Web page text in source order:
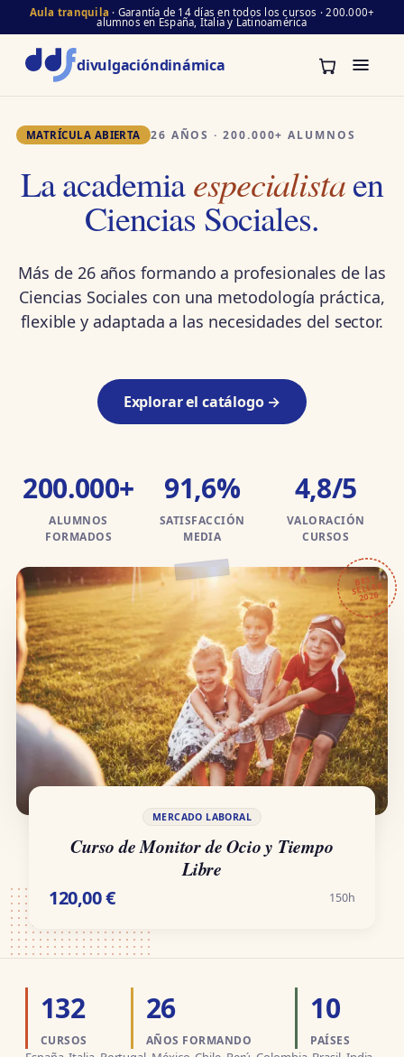
Aula tranquila · Garantía de 14 días en todos los cursos · 200.000+
alumnos en España, Italia y Latinoamérica
divulgacióndinámica
MATRÍCULA ABIERTA 26 AÑOS · 200.000+ ALUMNOS
La academiaespecialistaen
Ciencias Sociales.
Más de 26 años formando a profesionales de las
Ciencias Sociales con una metodología práctica,
flexible y adaptada a las necesidades del sector.
Explorar el catálogo →
200.000+
ALUMNOS
FORMADOS
91,6%
SATISFACCIÓN
MEDIA
4,8/5
VALORACIÓN
CURSOS
BEST
SELLER
2026
MERCADO LABORAL
Curso de Monitor de Ocio y Tiempo
Libre
120,00€ 150h
132
CURSOS
26
AÑOS FORMANDO
10
PAÍSES